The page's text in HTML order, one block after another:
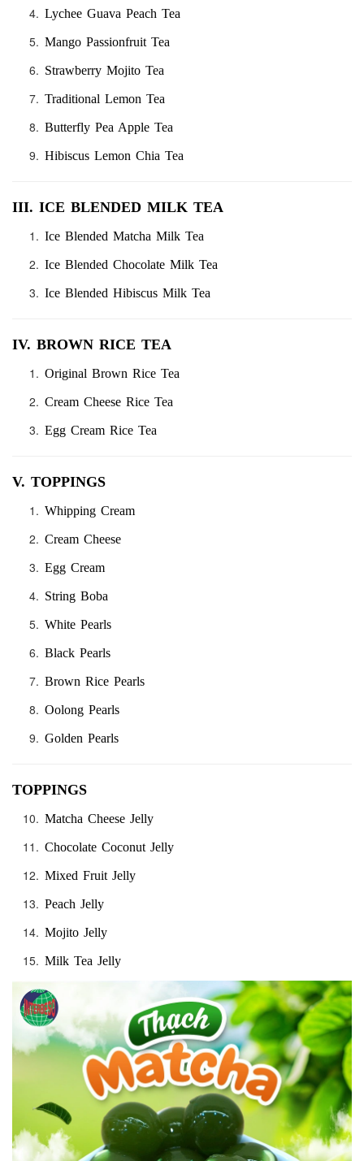
Lychee Guava Peach Tea
Mango Passionfruit Tea
Strawberry Mojito Tea
Traditional Lemon Tea
Butterfly Pea Apple Tea
Hibiscus Lemon Chia Tea
III. ICE BLENDED MILK TEA
Ice Blended Matcha Milk Tea
Ice Blended Chocolate Milk Tea
Ice Blended Hibiscus Milk Tea
IV. BROWN RICE TEA
Original Brown Rice Tea
Cream Cheese Rice Tea
Egg Cream Rice Tea
V. TOPPINGS
Whipping Cream
Cream Cheese
Egg Cream
String Boba
White Pearls
Black Pearls
Brown Rice Pearls
Oolong Pearls
Golden Pearls
TOPPINGS
Matcha Cheese Jelly
Chocolate Coconut Jelly
Mixed Fruit Jelly
Peach Jelly
Mojito Jelly
Milk Tea Jelly